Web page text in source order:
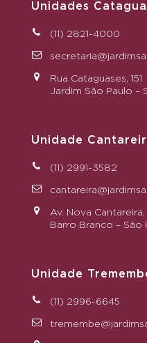
Unidades
(11) 2821-4000
Rua Cataguases, 151
Jardim São Paulo –
Unidade
(11) 2991-3582
Av. Nova
Barro Branco – São
Unidade
(11) 2996-6645